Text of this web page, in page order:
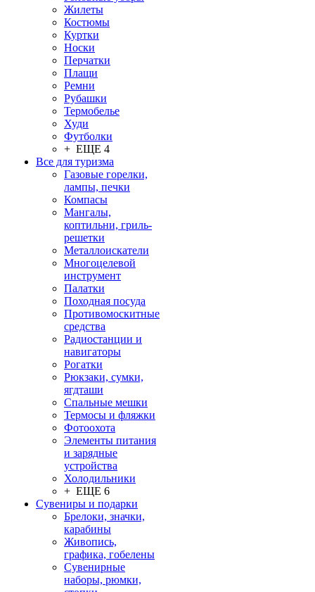
Жилеты
Костюмы
Куртки
Носки
Перчатки
Плащи
Ремни
Рубашки
Термобелье
Худи
Футболки
+ ЕЩЕ 4
Все для туризма
Газовые горелки,
лампы, печки
Компасы
Мангалы,
коптильни, гриль-
решетки
Металлоискатели
Многоцелевой
инструмент
Палатки
Походная посуда
Противомоскитные
средства
Радиостанции и
навигаторы
Рогатки
Рюкзаки, сумки,
ягдташи
Спальные мешки
Термосы и фляжки
Фотоохота
Элементы питания
и зарядные
устройства
Холодильники
+ ЕЩЕ 6
Сувениры и подарки
Брелоки, значки,
карабины
Живопись,
графика, гобелены
Сувенирные
наборы, рюмки,